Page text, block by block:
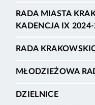
RADA MIASTA
KADENCJA IX
RADA
MŁODZIEŻOWA
DZIELNICE